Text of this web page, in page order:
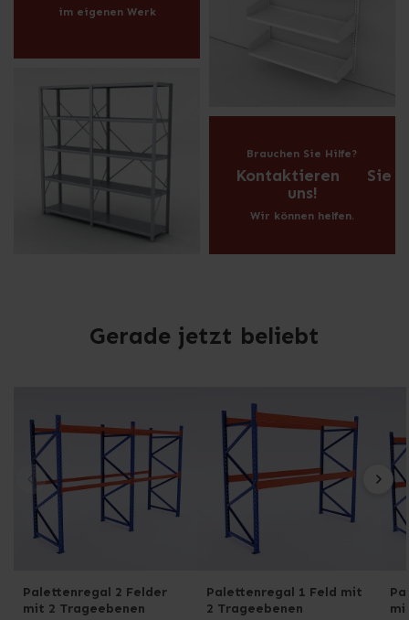
im eigenen Werk
Brauchen Sie Hilfe?
‎ ‎ ‎ ‎ ‎ Kontaktieren‎ ‎ ‎ ‎ ‎ ‎ Sie
uns!
Wir können helfen.
Gerade jetzt beliebt
Palettenregal 2 Felder
mit 2 Trageebenen
Palettenregal 1 Feld mit
2 Trageebenen